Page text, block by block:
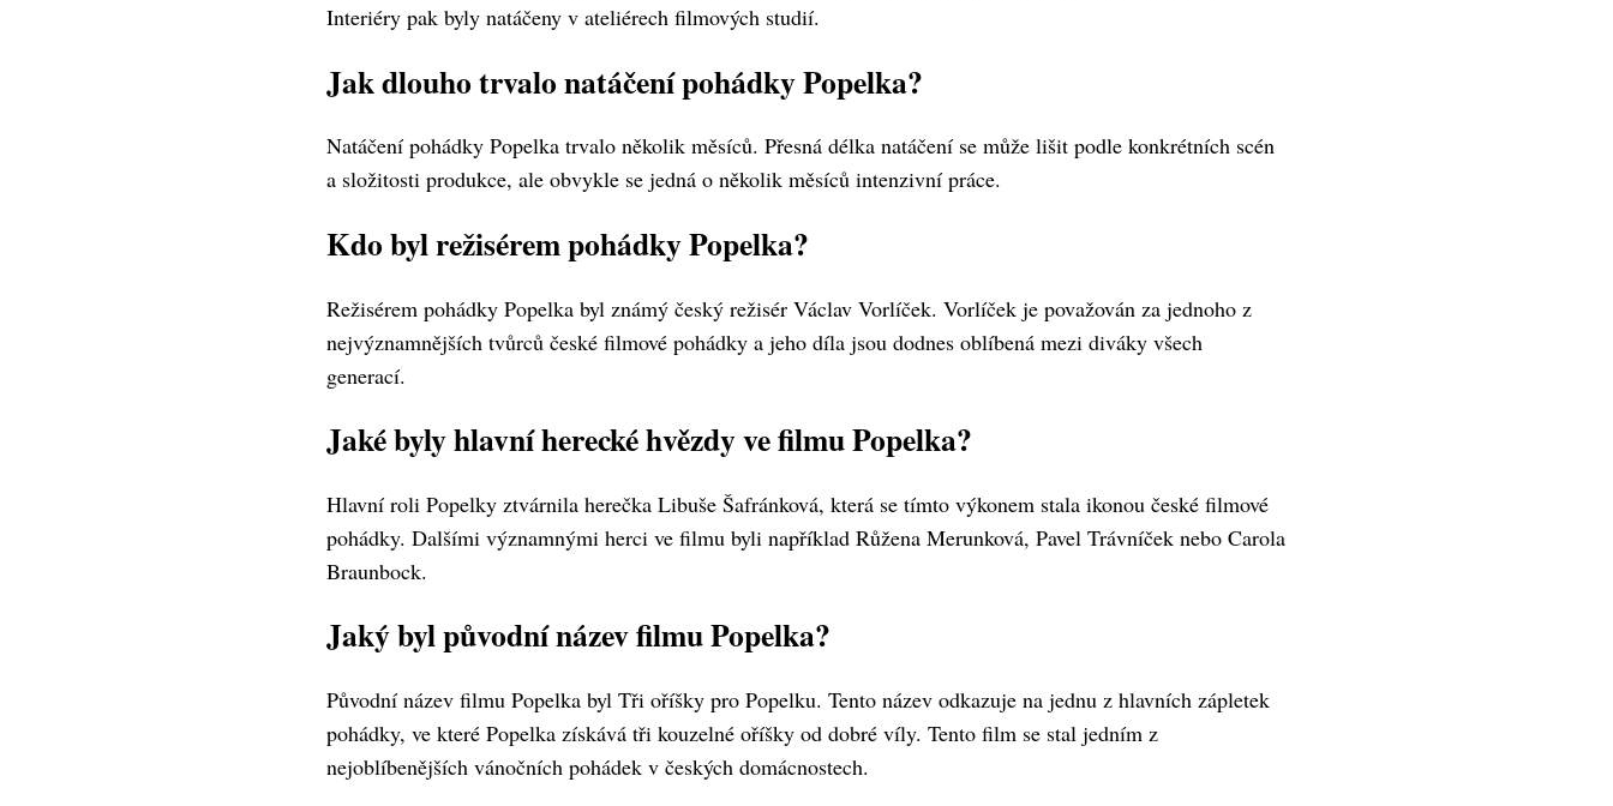
Interiéry pak byly natáčeny v ateliérech filmových studií.
Jak dlouho trvalo natáčení pohádky Popelka?
Natáčení pohádky Popelka trvalo několik měsíců. Přesná délka natáčení se může lišit podle konkrétních scén
a složitosti produkce, ale obvykle se jedná o několik měsíců intenzivní práce.
Kdo byl režisérem pohádky Popelka?
Režisérem pohádky Popelka byl známý český režisér Václav Vorlíček. Vorlíček je považován za jednoho z
nejvýznamnějších tvůrců české filmové pohádky a jeho díla jsou dodnes oblíbená mezi diváky všech
generací.
Jaké byly hlavní herecké hvězdy ve filmu Popelka?
Hlavní roli Popelky ztvárnila herečka Libuše Šafránková, která se tímto výkonem stala ikonou české filmové
pohádky. Dalšími významnými herci ve filmu byli například Růžena Merunková, Pavel Trávníček nebo Carola
Braunbock.
Jaký byl původní název filmu Popelka?
Původní název filmu Popelka byl Tři oříšky pro Popelku. Tento název odkazuje na jednu z hlavních zápletek
pohádky, ve které Popelka získává tři kouzelné oříšky od dobré víly. Tento film se stal jedním z
nejoblíbenějších vánočních pohádek v českých domácnostech.